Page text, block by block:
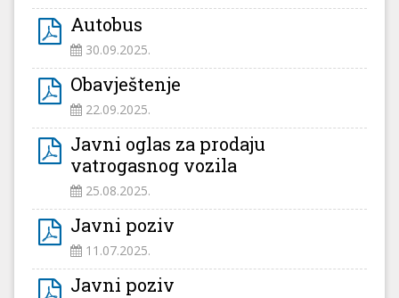
Autobus
30.09.2025.
Obavještenje
22.09.2025.
Javni oglas za prodaju
vatrogasnog vozila
25.08.2025.
Javni poziv
11.07.2025.
Javni poziv